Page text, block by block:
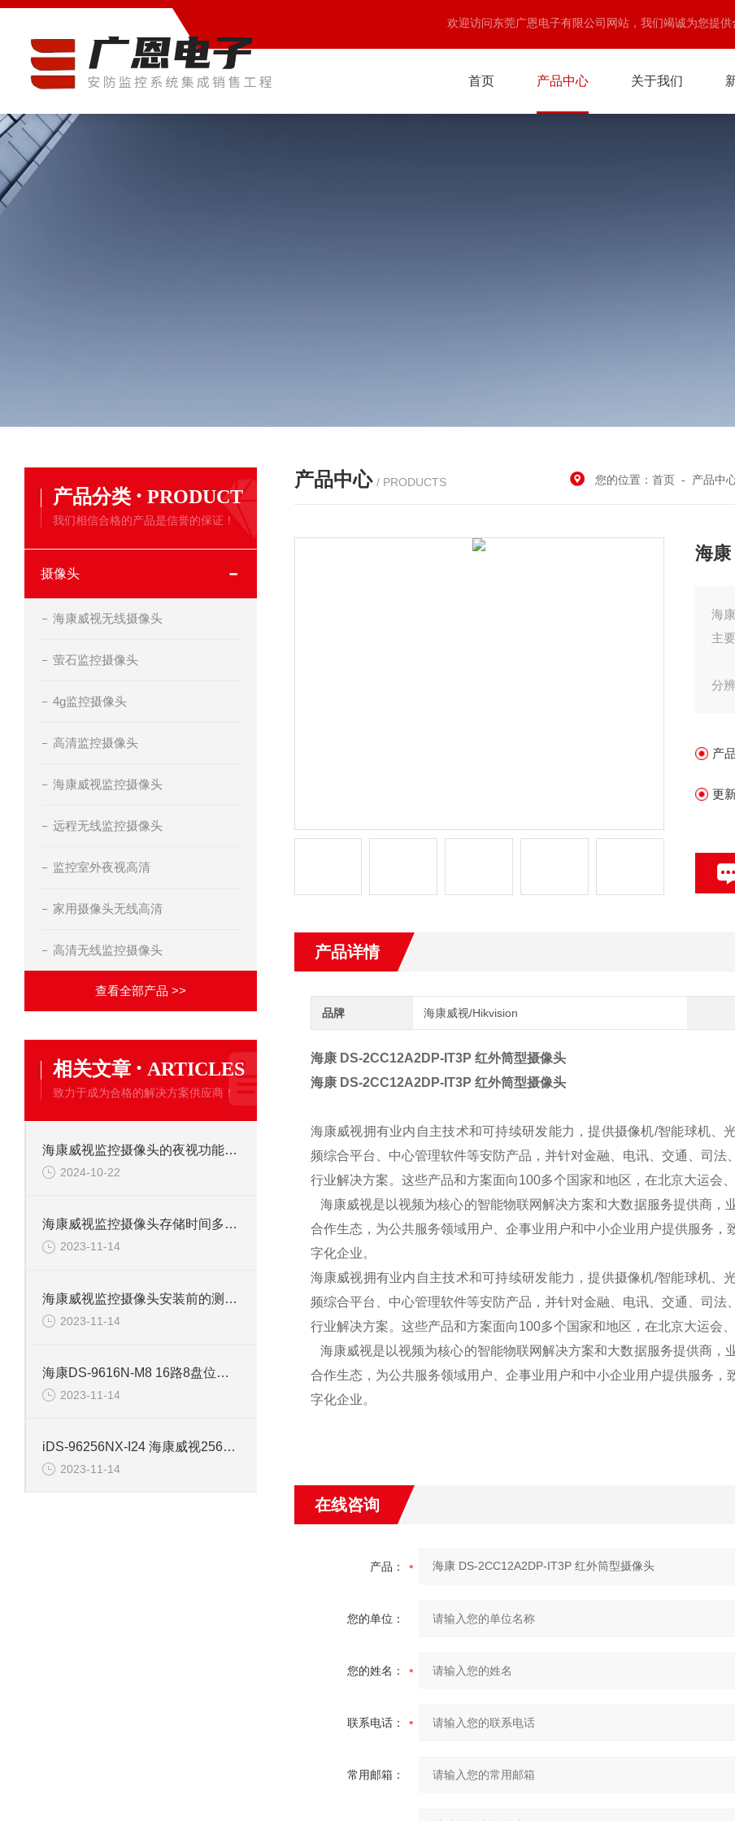
欢迎访问东莞广恩电子有限公司网站，我们竭诚为您提供
首页 产品中心 关于我们
产品分类 · PRODUCT
我们相信合格的产品是信誉的保证！
摄像头
海康威视无线摄像头
萤石监控摄像头
4g监控摄像头
高清监控摄像头
海康威视监控摄像头
远程无线监控摄像头
监控室外夜视高清
家用摄像头无线高清
高清无线监控摄像头
查看全部产品 >>
相关文章 · ARTICLES
致力于成为合格的解决方案供应商！
海康威视监控摄像头的夜视功能详解
2024-10-22
海康威视监控摄像头存储时间多久，如何计算？
2023-11-14
海康威视监控摄像头安装前的测试介绍
2023-11-14
海康DS-9616N-M8 16路8盘位监控硬盘录像机
2023-11-14
iDS-96256NX-I24 海康威视256路24盘位网络监控录像机
2023-11-14
产品中心 / PRODUCTS 您的位置：首页 - 产品中
海
海
主
分
•
支
• 支
•
产
更
产品详情
品牌 海康威视/Hikvision
海康 DS-2CC12A2DP-IT3P 红外筒型摄像头
海康 DS-2CC12A2DP-IT3P 红外筒型摄像头
海康威视拥有业内自主技术和可持续研发能力，提供摄像机/智能球机
频综合平台、中心管理软件等安防产品，并针对金融、电讯、交通、司
行业解决方案。这些产品和方案面向100多个国家和地区，在北京大运会
海康威视是以视频为核心的智能物联网解决方案和大数据服务提供商，
合作生态，为公共服务领域用户、企事业用户和中小企业用户提供服务
字化企业。
海康威视拥有业内自主技术和可持续研发能力，提供摄像机/智能球机
频综合平台、中心管理软件等安防产品，并针对金融、电讯、交通、司
行业解决方案。这些产品和方案面向100多个国家和地区，在北京大运会
海康威视是以视频为核心的智能物联网解决方案和大数据服务提供商，
合作生态，为公共服务领域用户、企事业用户和中小企业用户提供服务
字化企业。
在线咨询
产品：
您的单位：
您的姓名：
联系电话：
常用邮箱：